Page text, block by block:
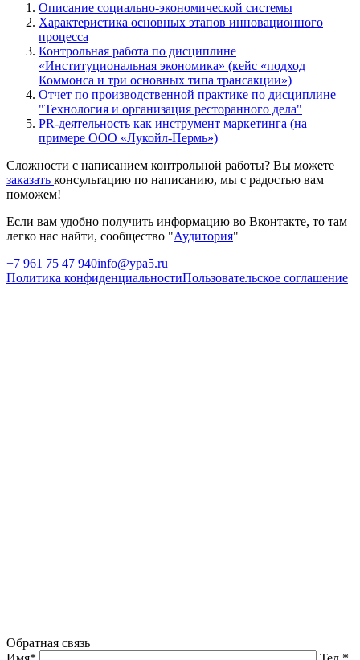
Описание социально-экономической системы
Характеристика основных этапов инновационного
процесса
Контрольная работа по дисциплине
«Институциональная экономика» (кейс «подход
Коммонса и три основных типа трансакции»)
Отчет по производственной практике по дисциплине
"Технология и организация ресторанного дела"
PR-деятельность как инструмент маркетинга (на
примере ООО «Лукойл-Пермь»)
Сложности с написанием контрольной работы? Вы можете
заказать консультацию по написанию, мы с радостью вам
поможем!
Если вам удобно получить информацию во Вконтакте, то там
легко нас найти, сообщество "Аудитория"
+7 961 75 47 940info@ypa5.ru
Политика конфиденциальностиПользовательское соглашение
Обратная связь